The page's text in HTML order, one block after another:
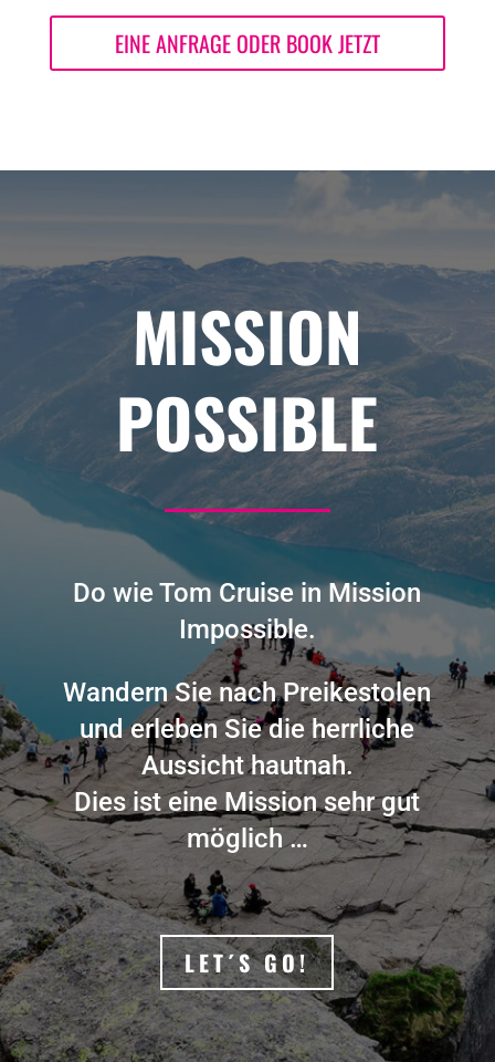
EINE ANFRAGE ODER BOOK JETZT
MISSION
POSSIBLE
Do wie Tom Cruise in Mission
Impossible.
Wandern Sie nach Preikestolen
und erleben Sie die herrliche
Aussicht hautnah.
Dies ist eine Mission sehr gut
möglich …
LET´S GO!